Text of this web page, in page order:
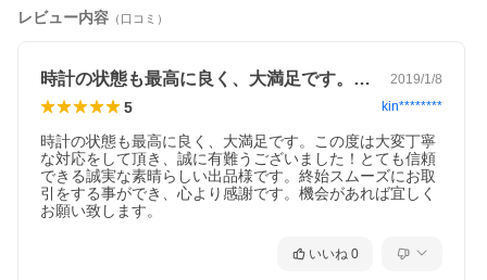
ステンレススティール/SS
文字盤 ブラック/Black
ムーブメント
サイズ
ケース：直径 40mm (リューズ含まず）
全重量：60g
サイズの測り方
レビュー内容 （口コミ）
時計の状態も最高に良く、大満足です。こ… 2019/1/8
5 kin********
時計の状態も最高に良く、大満足です。この度は大変丁寧
な対応をして頂き、誠に有難うございました！とても信頼
できる誠実な素晴らしい出品様です。終始スムーズにお取
引をする事ができ、心より感謝です。機会があれば宜しく
お願い致します。
いいね 0